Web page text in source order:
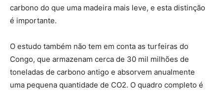
carbono do que uma madeira mais leve, e esta distinção
é importante.
O estudo também não tem em conta as turfeiras do
Congo, que armazenam cerca de 30 mil milhões de
toneladas de carbono antigo e absorvem anualmente
uma pequena quantidade de CO2. O quadro completo é